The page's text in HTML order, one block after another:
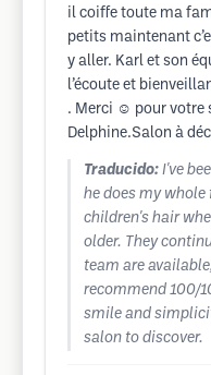
il coiffe toute ma
petits maintenant
y aller. Karl et son
l’écoute et
. Merci ☺️ pour votre
Delphine.Salon à
Traducido: I've
he does my
children's hair
older. They
team are
recommend 100/
smile and
salon to discover.